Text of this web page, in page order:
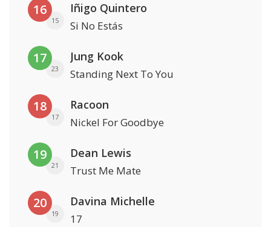
16
15
Iñigo Quintero
Si No Estás
17
23
Jung Kook
Standing Next To You
18
17
Racoon
Nickel For Goodbye
19
21
Dean Lewis
Trust Me Mate
20
19
Davina Michelle
17